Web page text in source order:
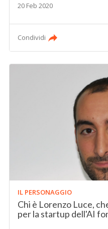
20 Feb 2020
Condividi
IL PERSONAGGIO
Chi è Lorenzo Luce,
per la startup dell'AI